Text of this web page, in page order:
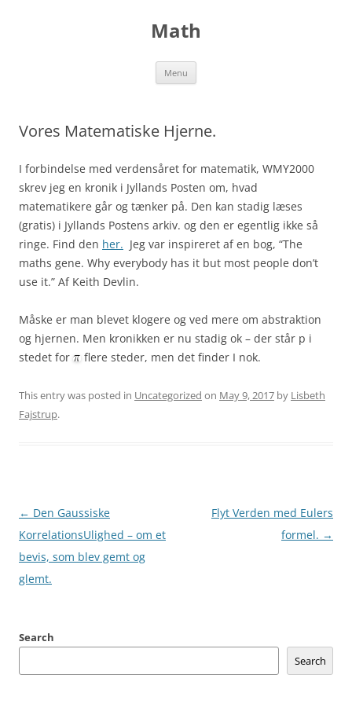
Math
Menu
Vores Matematiske Hjerne.
I forbindelse med verdensåret for matematik, WMY2000
skrev jeg en kronik i Jyllands Posten om, hvad
matematikere går og tænker på. Den kan stadig læses
(gratis) i Jyllands Postens arkiv. og den er egentlig ikke så
ringe. Find den her. Jeg var inspireret af en bog, “The
maths gene. Why everybody has it but most people don’t
use it.” Af Keith Devlin.
Måske er man blevet klogere og ved mere om abstraktion
og hjernen. Men kronikken er nu stadig ok – der står p i
stedet for
flere steder, men det finder I nok.
This entry was posted in Uncategorized on May 9, 2017 by Lisbeth
Fajstrup.
Post
navigation
← Den Gaussiske
KorrelationsUlighed – om et
bevis, som blev gemt og
glemt.
Flyt Verden med Eulers
formel. →
Search
Search